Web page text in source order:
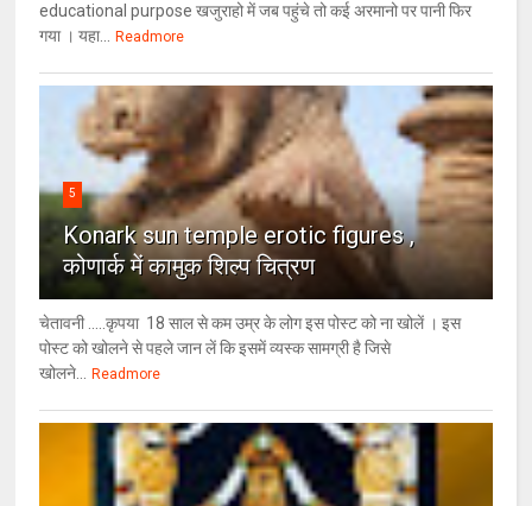
educational purpose खजुराहो में जब पहुंचे तो कई अरमानो पर पानी फिर
गया । यहा...
Readmore
5
Konark sun temple erotic figures ,
कोणार्क में कामुक शिल्प चित्रण
चेतावनी .....कृपया 18 साल से कम उम्र के लोग इस पोस्ट को ना खोलें । इस
पोस्ट को खोलने से पहले जान लें कि इसमें व्यस्क सामग्री है जिसे
खोलने...
Readmore